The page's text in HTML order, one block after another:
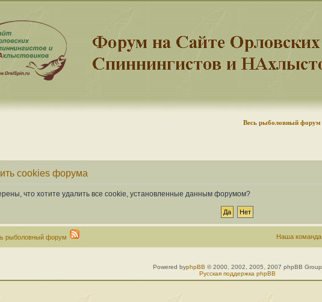
Весь рыболовный форум
cookies форума
что хотите удалить все cookie, установленные данным форумом?
рыболовный форум Наша команда
Powered byphpBB © 2000, 2002, 2005, 2007 phpBB Group
Русская поддержка phpBB